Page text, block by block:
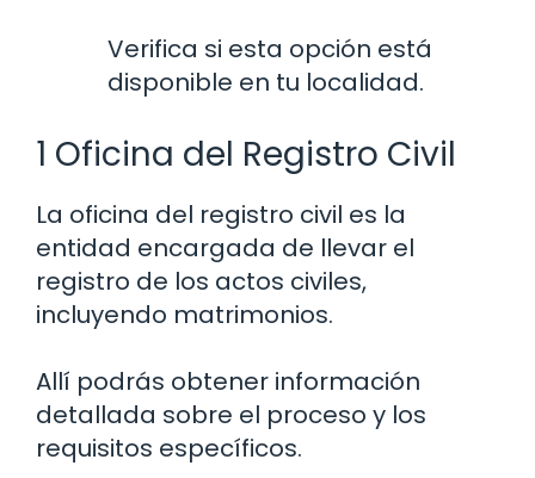
Verifica si esta opción está
disponible en tu localidad.
1 Oficina del Registro Civil
La oficina del registro civil es la
entidad encargada de llevar el
registro de los actos civiles,
incluyendo matrimonios.
Allí podrás obtener información
detallada sobre el proceso y los
requisitos específicos.